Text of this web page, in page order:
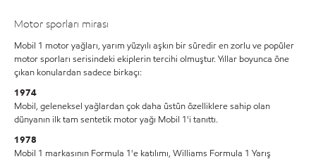
Motor sporları mirası
Mobil 1 motor yağları, yarım yüzyılı aşkın bir süredir en zorlu ve popüler
motor sporları serisindeki ekiplerin tercihi olmuştur. Yıllar boyunca öne
çıkan konulardan sadece birkaçı:
1974
Mobil, geleneksel yağlardan çok daha üstün özelliklere sahip olan
dünyanın ilk tam sentetik motor yağı Mobil 1'i tanıttı.
1978
Mobil 1 markasının Formula 1'e katılımı, Williams Formula 1 Yarış